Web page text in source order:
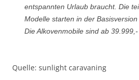
entspannten Urlaub braucht. Die
Modelle starten in der Basisversion
Die Alkovenmobile sind ab 39.999,-
Quelle: sunlight caravaning